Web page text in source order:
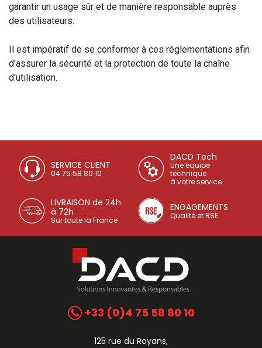
garantir un usage sûr et de manière responsable auprès
des utilisateurs.
Il est impératif de se conformer à ces réglementations afin
d'assurer la sécurité et la protection de toute la chaîne
d'utilisation.
SERVICE CLIENT
04 75 58 80 10
DACD Tech
Une équipe
technique
à votre service
LIVRAISON de 24h
à 72h
Sur toute la France
ENGAGEMENTS
Qualité et RSE
+33 (0)4 75 58 80 10
125 rue du Royans,